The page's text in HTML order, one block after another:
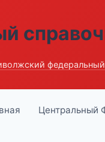
Центральный